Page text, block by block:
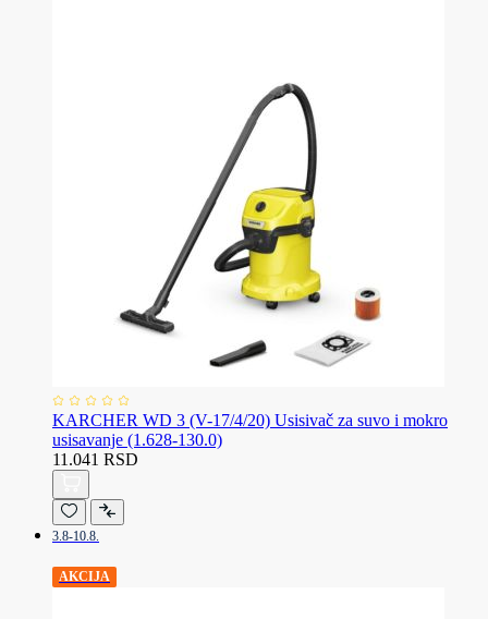
KARCHER WD 3 (V-17/4/20) Usisivač za suvo i mokro
usisavanje (1.628-130.0)
11.041 RSD
3.8-10.8.
AKCIJA